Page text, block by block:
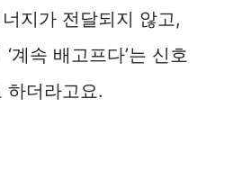
지가 전달되지 않고,
계속 배고프다’는 신호
하더라고요.